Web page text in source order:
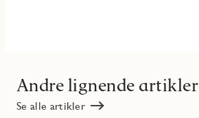
Andre lignende artikler
Se alle artikler